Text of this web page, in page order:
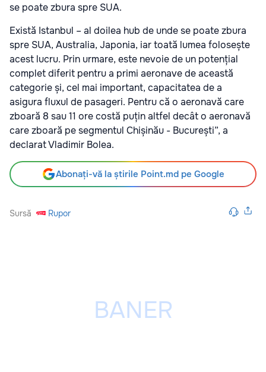
se poate zbura spre SUA.
Există Istanbul – al doilea hub de unde se poate zbura
spre SUA, Australia, Japonia, iar toată lumea folosește
acest lucru. Prin urmare, este nevoie de un potențial
complet diferit pentru a primi aeronave de această
categorie și, cel mai important, capacitatea de a
asigura fluxul de pasageri. Pentru că o aeronavă care
zboară 8 sau 11 ore costă puțin altfel decât o aeronavă
care zboară pe segmentul Chișinău - București”, a
declarat Vladimir Bolea.
Abonați-vă la știrile Point.md pe Google
Sursă Rupor